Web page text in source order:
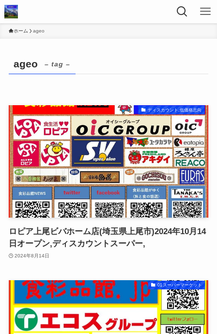
ホーム ageo
ageo – tag –
ディスカウント,低価格志向
ロピア上尾ビバホーム店(埼玉県上尾市)2024年10月14
日オープン,ディスカウントスーパー,
2024年8月14日
01スーパーマーケット